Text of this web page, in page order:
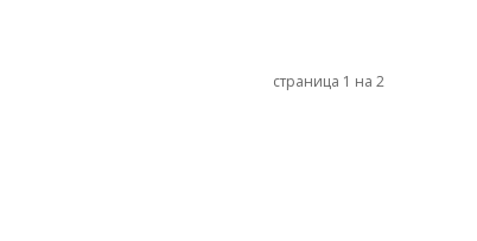
страница 1 на 2